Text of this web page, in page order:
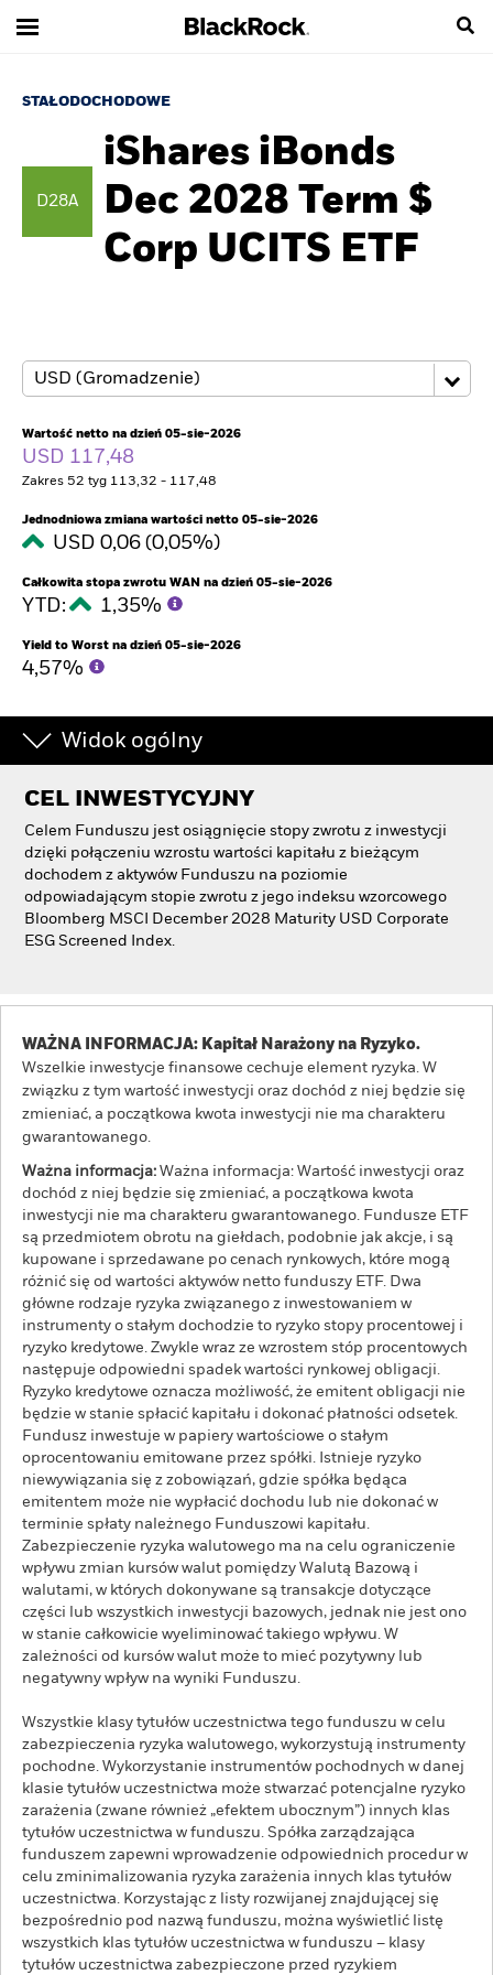
STAŁODOCHODOWE
D28A
iShares iBonds
Dec 2028 Term $
Corp UCITS ETF
Wartość netto na dzień 05-sie-2026
USD 117,48
Zakres 52 tyg 113,32 - 117,48
Jednodniowa zmiana wartości netto 05-sie-2026
USD 0,06 (0,05%)
Całkowita stopa zwrotu WAN na dzień 05-sie-2026
YTD: 1,35%
Yield to Worst na dzień 05-sie-2026
4,57%
Widok ogólny
CEL INWESTYCYJNY
Celem Funduszu jest osiągnięcie stopy zwrotu z inwestycji
dzięki połączeniu wzrostu wartości kapitału z bieżącym
dochodem z aktywów Funduszu na poziomie
odpowiadającym stopie zwrotu z jego indeksu wzorcowego
Bloomberg MSCI December 2028 Maturity USD Corporate
ESG Screened Index.
WAŻNA INFORMACJA: Kapitał Narażony na Ryzyko.
Wszelkie inwestycje finansowe cechuje element ryzyka. W
związku z tym wartość inwestycji oraz dochód z niej będzie się
zmieniać, a początkowa kwota inwestycji nie ma charakteru
gwarantowanego.
Ważna informacja: Ważna informacja: Wartość inwestycji oraz
dochód z niej będzie się zmieniać, a początkowa kwota
inwestycji nie ma charakteru gwarantowanego. Fundusze ETF
są przedmiotem obrotu na giełdach, podobnie jak akcje, i są
kupowane i sprzedawane po cenach rynkowych, które mogą
różnić się od wartości aktywów netto funduszy ETF. Dwa
główne rodzaje ryzyka związanego z inwestowaniem w
instrumenty o stałym dochodzie to ryzyko stopy procentowej i
ryzyko kredytowe. Zwykle wraz ze wzrostem stóp procentowych
następuje odpowiedni spadek wartości rynkowej obligacji.
Ryzyko kredytowe oznacza możliwość, że emitent obligacji nie
będzie w stanie spłacić kapitału i dokonać płatności odsetek.
Fundusz inwestuje w papiery wartościowe o stałym
oprocentowaniu emitowane przez spółki. Istnieje ryzyko
niewywiązania się z zobowiązań, gdzie spółka będąca
emitentem może nie wypłacić dochodu lub nie dokonać w
terminie spłaty należnego Funduszowi kapitału.
Zabezpieczenie ryzyka walutowego ma na celu ograniczenie
wpływu zmian kursów walut pomiędzy Walutą Bazową i
walutami, w których dokonywane są transakcje dotyczące
części lub wszystkich inwestycji bazowych, jednak nie jest ono
w stanie całkowicie wyeliminować takiego wpływu. W
zależności od kursów walut może to mieć pozytywny lub
negatywny wpływ na wyniki Funduszu.
Wszystkie klasy tytułów uczestnictwa tego funduszu w celu
zabezpieczenia ryzyka walutowego, wykorzystują instrumenty
pochodne. Wykorzystanie instrumentów pochodnych w danej
klasie tytułów uczestnictwa może stwarzać potencjalne ryzyko
zarażenia (zwane również „efektem ubocznym”) innych klas
tytułów uczestnictwa w funduszu. Spółka zarządzająca
funduszem zapewni wprowadzenie odpowiednich procedur w
celu zminimalizowania ryzyka zarażenia innych klas tytułów
uczestnictwa. Korzystając z listy rozwijanej znajdującej się
bezpośrednio pod nazwą funduszu, można wyświetlić listę
wszystkich klas tytułów uczestnictwa w funduszu – klasy
tytułów uczestnictwa zabezpieczone przed ryzykiem